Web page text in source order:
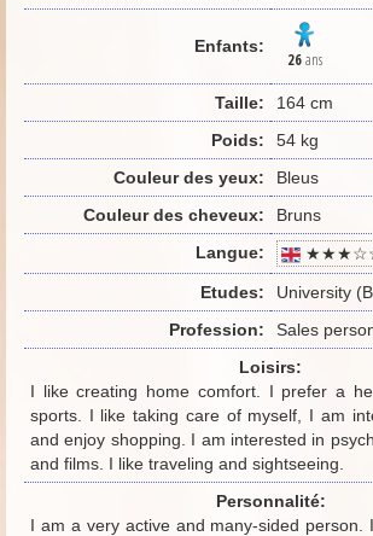
Enfants:
26ans
Taille:
164 cm
Poids:
54 kg
Couleur des yeux:
Bleus
Couleur des cheveux:
Bruns
Langue:
★★★☆☆
Etudes:
University
Profession:
Sales
Loisirs:
I like creating home comfort. I prefer a
sports. I like taking care of myself, I am
and enjoy shopping. I am interested in
and films. I like traveling and sightseeing.
Personnalité:
I am a very active and many-sided person.